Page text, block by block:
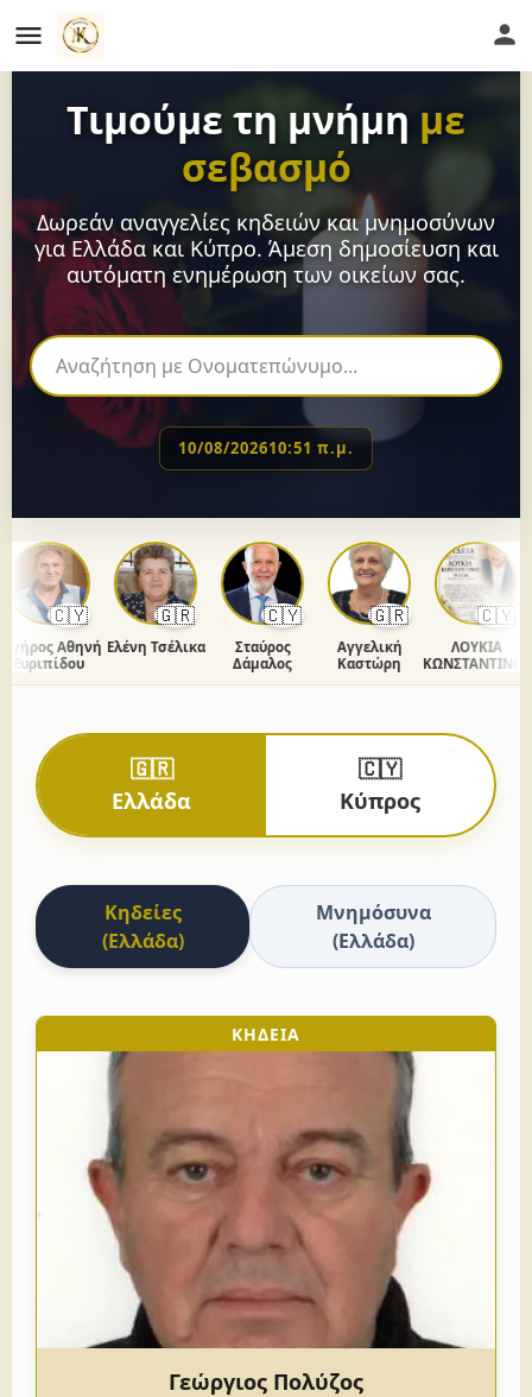
Τιμούμε τη μνήμη με
σεβασμό
Δωρεάν αναγγελίες κηδειών και μνημοσύνων
για Ελλάδα και Κύπρο. Άμεση δημοσίευση και
αυτόματη ενημέρωση των οικείων σας.
10/08/202610:51 π.μ.
🇨🇾
Αθηνή
🇬🇷
Ελένη Τσέλικα
🇨🇾
Σταύρος
Δάμαλος
🇬🇷
Αγγελική
Καστώρη
🇨🇾
ΛΟΥΚΙΑ
ΚΩΝΣΤΑΝΤΙΝΟΥ
🇬🇷
Ελλάδα
🇨🇾
Κύπρος
Κηδείες
(Ελλάδα)
Μνημόσυνα
(Ελλάδα)
ΚΗΔΕΙΑ
Γεώργιος Πολύζος